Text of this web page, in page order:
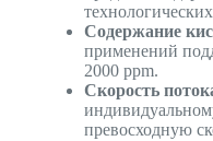
Содержание
применений
2000 ppm.
Скорость
превосходную